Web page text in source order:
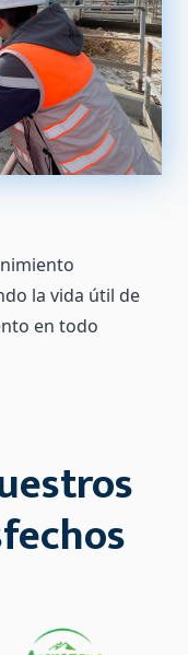
la vida útil de
en todo